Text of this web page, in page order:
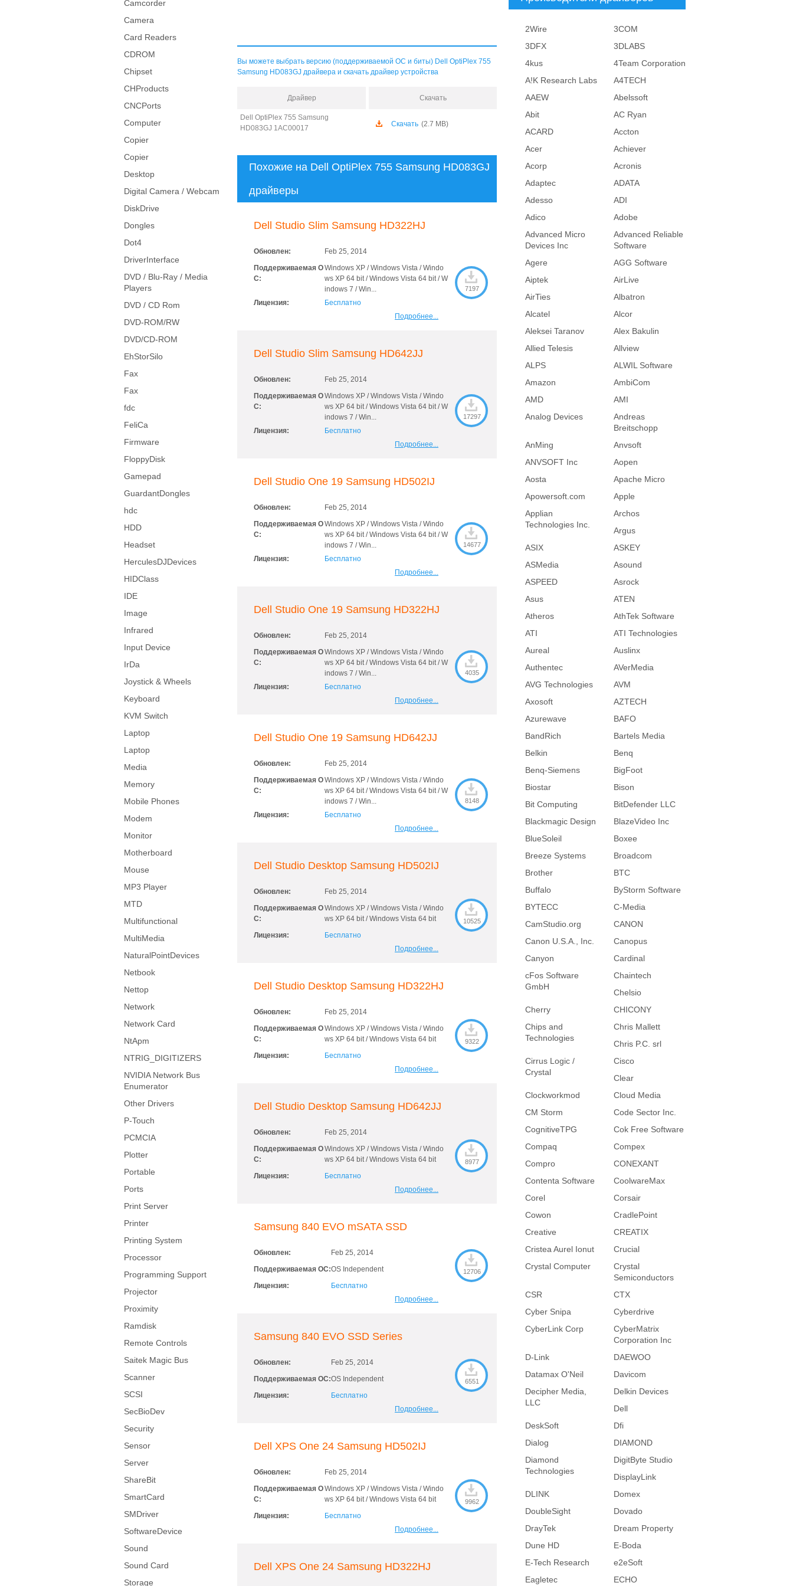
Camcorder
Camera
Card Readers
CDROM
Chipset
CHProducts
CNCPorts
Computer
Copier
Copier
Desktop
Digital Camera / Webcam
DiskDrive
Dongles
Dot4
DriverInterface
DVD / Blu-Ray / Media
Players
DVD / CD Rom
DVD-ROM/RW
DVD/CD-ROM
EhStorSilo
Fax
Fax
fdc
FeliCa
Firmware
FloppyDisk
Gamepad
GuardantDongles
hdc
HDD
Headset
HerculesDJDevices
HIDClass
IDE
Image
Infrared
Input Device
IrDa
Joystick & Wheels
Keyboard
KVM Switch
Laptop
Laptop
Media
Memory
Mobile Phones
Modem
Monitor
Motherboard
Mouse
MP3 Player
MTD
Multifunctional
MultiMedia
NaturalPointDevices
Netbook
Nettop
Network
Network Card
NtApm
NTRIG_DIGITIZERS
NVIDIA Network Bus
Enumerator
Other Drivers
P-Touch
PCMCIA
Plotter
Portable
Ports
Print Server
Printer
Printing System
Processor
Programming Support
Projector
Proximity
Ramdisk
Remote Controls
Saitek Magic Bus
Scanner
SCSI
SecBioDev
Security
Sensor
Server
ShareBit
SmartCard
SMDriver
SoftwareDevice
Sound
Sound Card
Storage
2Wire
3COM
3DFX
3DLABS
4kus
4Team Corporation
A!K Research Labs
A4TECH
AAEW
Abelssoft
Abit
AC Ryan
ACARD
Accton
Acer
Achiever
Acorp
Acronis
Adaptec
ADATA
Adesso
ADI
Adico
Adobe
Advanced Micro
Devices Inc
Advanced Reliable
Software
Agere
AGG Software
Aiptek
AirLive
AirTies
Albatron
Alcatel
Alcor
Aleksei Taranov
Alex Bakulin
Allied Telesis
Allview
ALPS
ALWIL Software
Amazon
AmbiCom
AMD
AMI
Analog Devices
Andreas
Breitschopp
AnMing
Anvsoft
ANVSOFT Inc
Aopen
Aosta
Apache Micro
Apowersoft.com
Apple
Applian
Technologies Inc.
Archos
Argus
ASIX
ASKEY
ASMedia
Asound
ASPEED
Asrock
Asus
ATEN
Atheros
AthTek Software
ATI
ATI Technologies
Aureal
Auslinx
Authentec
AVerMedia
AVG Technologies
AVM
Axosoft
AZTECH
Azurewave
BAFO
BandRich
Bartels Media
Belkin
Benq
Benq-Siemens
BigFoot
Biostar
Bison
Bit Computing
BitDefender LLC
Blackmagic Design
BlazeVideo Inc
BlueSoleil
Boxee
Breeze Systems
Broadcom
Brother
BTC
Buffalo
ByStorm Software
BYTECC
C-Media
CamStudio.org
CANON
Canon U.S.A., Inc.
Canopus
Canyon
Cardinal
cFos Software
GmbH
Chaintech
Chelsio
Cherry
CHICONY
Chips and
Technologies
Chris Mallett
Chris P.C. srl
Cirrus Logic /
Crystal
Cisco
Clear
Clockworkmod
Cloud Media
CM Storm
Code Sector Inc.
CognitiveTPG
Cok Free Software
Compaq
Compex
Compro
CONEXANT
Contenta Software
CoolwareMax
Corel
Corsair
Cowon
CradlePoint
Creative
CREATIX
Cristea Aurel Ionut
Crucial
Crystal Computer
Crystal
Semiconductors
CSR
CTX
Cyber Snipa
Cyberdrive
CyberLink Corp
CyberMatrix
Corporation Inc
D-Link
DAEWOO
Datamax O'Neil
Davicom
Decipher Media,
LLC
Delkin Devices
Dell
DeskSoft
Dfi
Dialog
DIAMOND
Diamond
Technologies
DigitByte Studio
DisplayLink
DLINK
Domex
DoubleSight
Dovado
DrayTek
Dream Property
Dune HD
E-Boda
E-Tech Research
e2eSoft
Eagletec
ECHO
Вы можете выбрать версию (поддерживаемой ОС и биты) Dell OptiPlex 755
Samsung HD083GJ драйвера и скачать драйвер устройства
Драйвер Скачать
Dell OptiPlex 755 Samsung
HD083GJ 1AC00017
Скачать (2.7 MB)
Похожие на Dell OptiPlex 755 Samsung HD083GJ
драйверы
Dell Studio Slim Samsung HD322HJ
Обновлен:
Feb 25, 2014
Поддерживаемая О
С:
Windows XP / Windows Vista / Windo
ws XP 64 bit / Windows Vista 64 bit / W
indows 7 / Win...
Лицензия:
Бесплатно
7197
Подробнее...
Dell Studio Slim Samsung HD642JJ
Обновлен:
Feb 25, 2014
Поддерживаемая О
С:
Windows XP / Windows Vista / Windo
ws XP 64 bit / Windows Vista 64 bit / W
indows 7 / Win...
Лицензия:
Бесплатно
17297
Подробнее...
Dell Studio One 19 Samsung HD502IJ
Обновлен:
Feb 25, 2014
Поддерживаемая О
С:
Windows XP / Windows Vista / Windo
ws XP 64 bit / Windows Vista 64 bit / W
indows 7 / Win...
Лицензия:
Бесплатно
14677
Подробнее...
Dell Studio One 19 Samsung HD322HJ
Обновлен:
Feb 25, 2014
Поддерживаемая О
С:
Windows XP / Windows Vista / Windo
ws XP 64 bit / Windows Vista 64 bit / W
indows 7 / Win...
Лицензия:
Бесплатно
4035
Подробнее...
Dell Studio One 19 Samsung HD642JJ
Обновлен:
Feb 25, 2014
Поддерживаемая О
С:
Windows XP / Windows Vista / Windo
ws XP 64 bit / Windows Vista 64 bit / W
indows 7 / Win...
Лицензия:
Бесплатно
8148
Подробнее...
Dell Studio Desktop Samsung HD502IJ
Обновлен:
Feb 25, 2014
Поддерживаемая О
С:
Windows XP / Windows Vista / Windo
ws XP 64 bit / Windows Vista 64 bit
Лицензия:
Бесплатно
10525
Подробнее...
Dell Studio Desktop Samsung HD322HJ
Обновлен:
Feb 25, 2014
Поддерживаемая О
С:
Windows XP / Windows Vista / Windo
ws XP 64 bit / Windows Vista 64 bit
Лицензия:
Бесплатно
9322
Подробнее...
Dell Studio Desktop Samsung HD642JJ
Обновлен:
Feb 25, 2014
Поддерживаемая О
С:
Windows XP / Windows Vista / Windo
ws XP 64 bit / Windows Vista 64 bit
Лицензия:
Бесплатно
8977
Подробнее...
Samsung 840 EVO mSATA SSD
Обновлен:
Feb 25, 2014
Поддерживаемая ОС:OS Independent
Лицензия:
Бесплатно
12706
Подробнее...
Samsung 840 EVO SSD Series
Обновлен:
Feb 25, 2014
Поддерживаемая ОС:OS Independent
Лицензия:
Бесплатно
6551
Подробнее...
Dell XPS One 24 Samsung HD502IJ
Обновлен:
Feb 25, 2014
Поддерживаемая О
С:
Windows XP / Windows Vista / Windo
ws XP 64 bit / Windows Vista 64 bit
Лицензия:
Бесплатно
9962
Подробнее...
Dell XPS One 24 Samsung HD322HJ